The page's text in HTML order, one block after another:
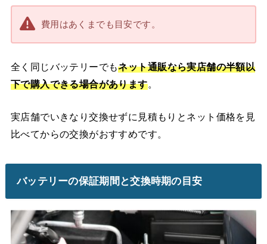
費用はあくまでも目安です。
全く同じバッテリーでもネット通販なら実店舗の半額以
下で購入できる場合があります。
実店舗でいきなり交換せずに見積もりとネット価格を見
比べてからの交換がおすすめです。
バッテリーの保証期間と交換時期の目安